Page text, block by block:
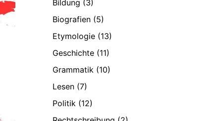
Bildung (3)
Biografien (5)
Etymologie (13)
Geschichte (11)
Grammatik (10)
Lesen (7)
Politik (12)